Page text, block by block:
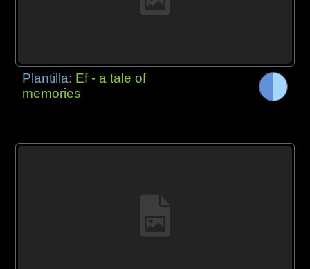
Plantilla: Ef - a tale of
memories